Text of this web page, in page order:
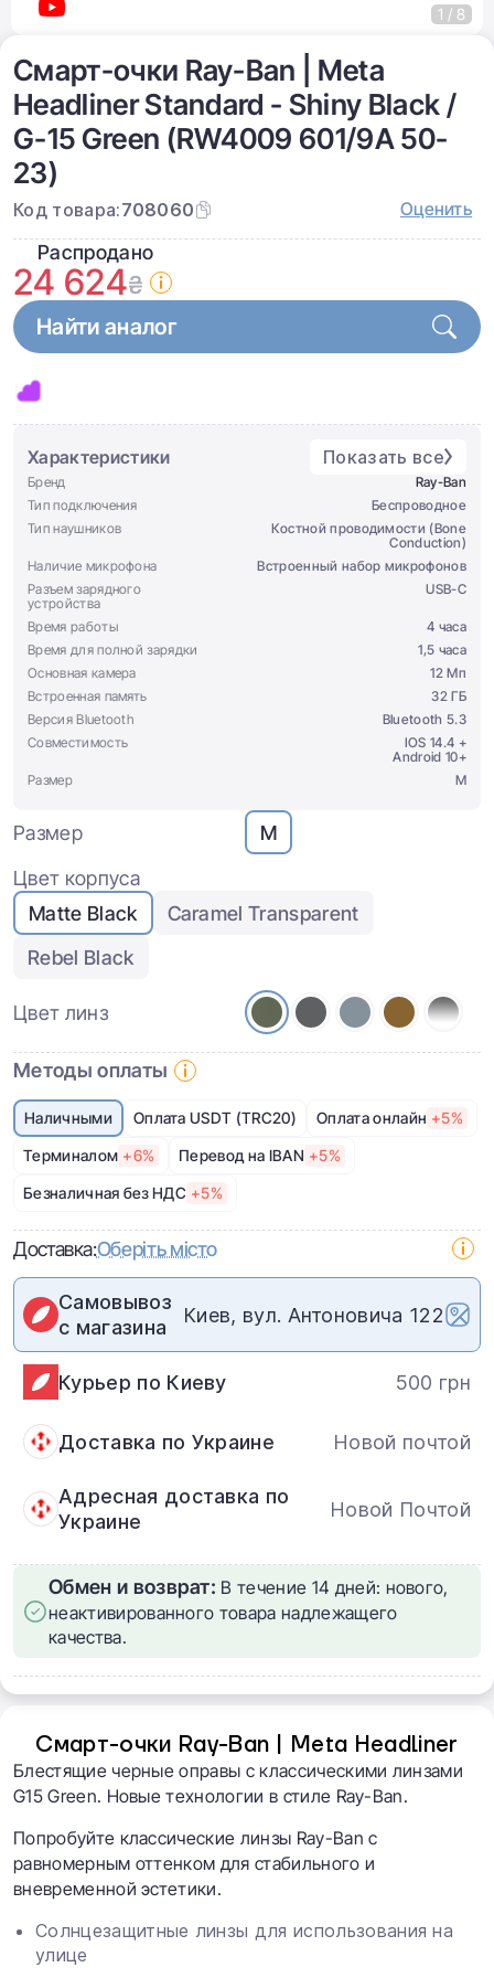
Смарт-очки Ray-Ban | Meta
Headliner Standard - Shiny Black /
G-15 Green (RW4009 601/9A 50-
23)
Код товара:708060 Оценить
Распродано
24 624₴
Найти аналог
Характеристики Показать все
Бренд
Ray-Ban
Тип подключения
Беспроводное
Тип наушников
Костной проводимости (Bone
Conduction)
Наличие микрофона
Встроенный набор микрофонов
Разъем зарядного
устройства
USB-C
Время работы
4 часа
Время для полной зарядки
1,5 часа
Основная камера
12 Мп
Встроенная память
32 ГБ
Версия Bluetooth
Bluetooth 5.3
Совместимость
IOS 14.4 +
Android 10+
Размер
М
Размер
М
Цвет корпуса
Matte Black
Caramel Transparent
Rebel Black
Цвет линз
Методы оплаты
Наличными Оплата USDT (TRC20) Оплата онлайн +5%
Терминалом +6% Перевод на IBAN +5%
Безналичная без НДС +5%
Доставка:Оберіть місто
Самовывоз
с магазина
Киев, вул. Антоновича 122
Курьер по Киеву 500 грн
Доставка по Украине Новой почтой
Адресная доставка по
Украине
Новой Почтой
Обмен и возврат: В течение 14 дней: нового,
неактивированного товара надлежащего
качества.
1 / 8
Смарт-очки Ray-Ban | Meta Headliner
Блестящие черные оправы с классическими линзами
G15 Green. Новые технологии в стиле Ray-Ban.
Попробуйте классические линзы Ray-Ban с
равномерным оттенком для стабильного и
вневременной эстетики.
Солнцезащитные линзы для использования на
улице